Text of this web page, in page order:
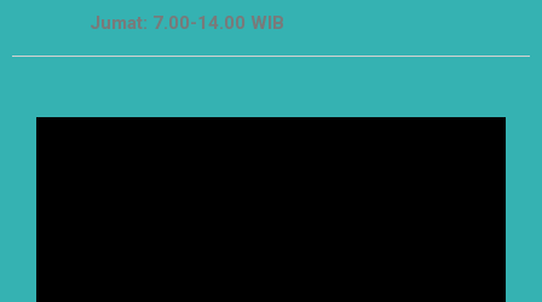
Jumat: 7.00-14.00 WIB